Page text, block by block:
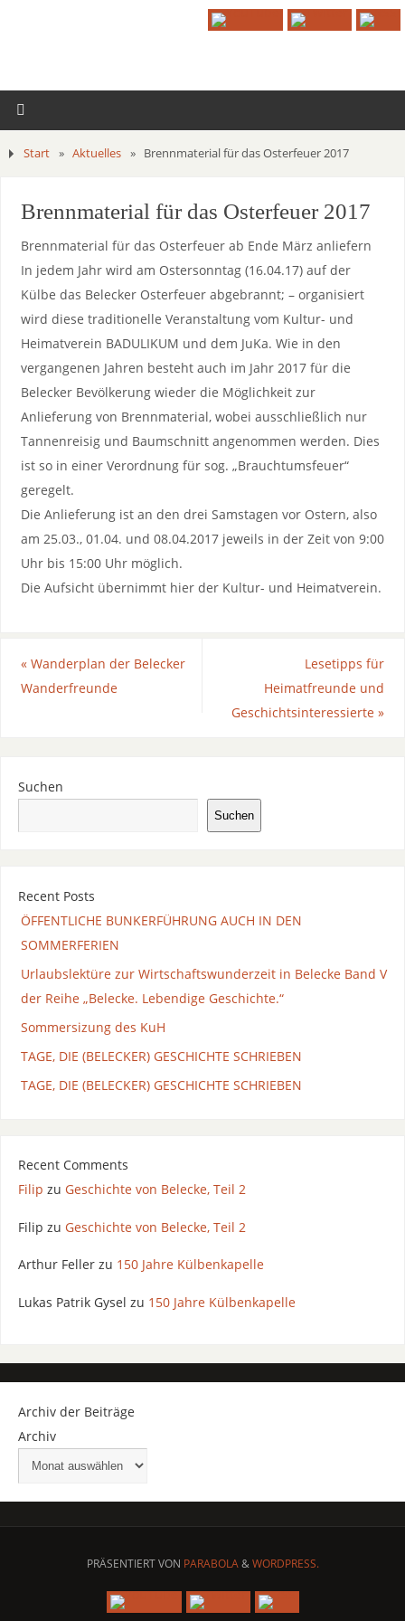
Start » Aktuelles » Brennmaterial für das Osterfeuer 2017
Brennmaterial für das Osterfeuer 2017
Brennmaterial für das Osterfeuer ab Ende März anliefern
In jedem Jahr wird am Ostersonntag (16.04.17) auf der
Külbe das Belecker Osterfeuer abgebrannt; – organisiert
wird diese traditionelle Veranstaltung vom Kultur- und
Heimatverein BADULIKUM und dem JuKa. Wie in den
vergangenen Jahren besteht auch im Jahr 2017 für die
Belecker Bevölkerung wieder die Möglichkeit zur
Anlieferung von Brennmaterial, wobei ausschließlich nur
Tannenreisig und Baumschnitt angenommen werden. Dies
ist so in einer Verordnung für sog. „Brauchtumsfeuer“
geregelt.
Die Anlieferung ist an den drei Samstagen vor Ostern, also
am 25.03., 01.04. und 08.04.2017 jeweils in der Zeit von 9:00
Uhr bis 15:00 Uhr möglich.
Die Aufsicht übernimmt hier der Kultur- und Heimatverein.
«Wanderplan der Belecker
Wanderfreunde
Lesetipps für
Heimatfreunde und
Geschichtsinteressierte»
Suchen
Suchen
Recent Posts
ÖFFENTLICHE BUNKERFÜHRUNG AUCH IN DEN
SOMMERFERIEN
Urlaubslektüre zur Wirtschaftswunderzeit in Belecke Band V
der Reihe „Belecke. Lebendige Geschichte.“
Sommersizung des KuH
TAGE, DIE (BELECKER) GESCHICHTE SCHRIEBEN
TAGE, DIE (BELECKER) GESCHICHTE SCHRIEBEN
Recent Comments
Filip zu Geschichte von Belecke, Teil 2
Filip zu Geschichte von Belecke, Teil 2
Arthur Fellerzu 150 Jahre Külbenkapelle
Lukas Patrik Gysel zu 150 Jahre Külbenkapelle
Archiv der Beiträge
Archiv
PRÄSENTIERT VON PARABOLA&WORDPRESS.